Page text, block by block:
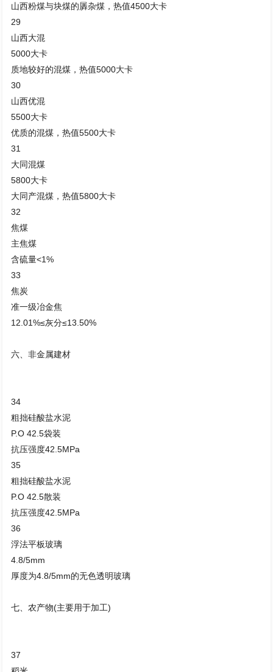
山西粉煤与块煤的羼杂煤，热值4500大卡
29
山西大混
5000大卡
质地较好的混煤，热值5000大卡
30
山西优混
5500大卡
优质的混煤，热值5500大卡
31
大同混煤
5800大卡
大同产混煤，热值5800大卡
32
焦煤
主焦煤
含硫量<1%
33
焦炭
准一级冶金焦
12.01%≤灰分≤13.50%
六、非金属建材
34
粗拙硅酸盐水泥
P.O 42.5袋装
抗压强度42.5MPa
35
粗拙硅酸盐水泥
P.O 42.5散装
抗压强度42.5MPa
36
浮法平板玻璃
4.8/5mm
厚度为4.8/5mm的无色透明玻璃
七、农产物(主要用于加工)
37